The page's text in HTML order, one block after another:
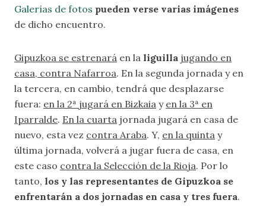
Galerías de fotos pueden verse varias imágenes
de dicho encuentro.
Gipuzkoa se estrenará en la liguilla jugando en
casa, contra Nafarroa. En la segunda jornada y en
la tercera, en cambio, tendrá que desplazarse
fuera: en la 2ª jugará en Bizkaia y en la 3ª en
Iparralde. En la cuarta jornada jugará en casa de
nuevo, esta vez contra Araba. Y, en la quinta y
última jornada, volverá a jugar fuera de casa, en
este caso contra la Selección de la Rioja. Por lo
tanto, los y las representantes de Gipuzkoa se
enfrentarán a dos jornadas en casa y tres fuera.